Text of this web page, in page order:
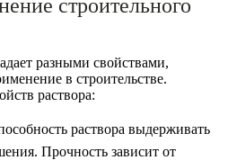
строительного
разными свойствами,
в строительстве.
раствора:
раствора выдерживать
Прочность зависит от